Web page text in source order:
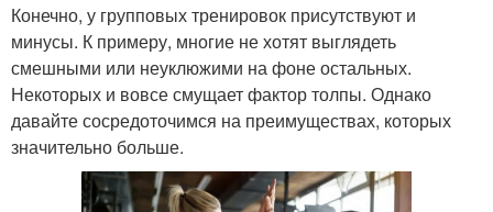
Конечно, у групповых тренировок присутствуют и
минусы. К примеру, многие не хотят выглядеть
смешными или неуклюжими на фоне остальных.
Некоторых и вовсе смущает фактор толпы. Однако
давайте сосредоточимся на преимуществах, которых
значительно больше.